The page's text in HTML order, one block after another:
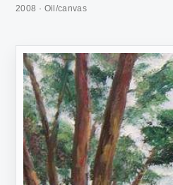
2008 · Oil/canvas